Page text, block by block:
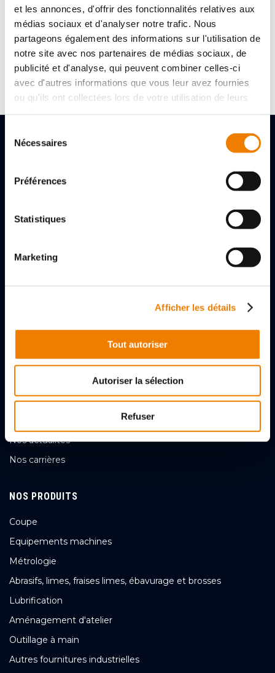
et les annonces, d'offrir des fonctionnalités relatives aux
médias sociaux et d'analyser notre trafic. Nous
partageons également des informations sur l'utilisation de
notre site avec nos partenaires de médias sociaux, de
publicité et d'analyse, qui peuvent combiner celles-ci
avec d'autres informations que vous leur avez fournies
ou qu'ils ont collectées lors de votre utilisation de leurs
Nécessaires
Préférences
Statistiques
Marketing
Afficher les détails
Tout autoriser
Autoriser la sélection
Refuser
DESCRIPTIF PRODUIT
Référence : FL14015
Nous contacter
Qui sommes-nous
Qualité & Cybersécurité
Transformation digitale
Nos actualités
Nos carrières
NOS PRODUITS
Coupe
Equipements machines
Métrologie
Abrasifs, limes, fraises limes, ébavurage et brosses
Lubrification
Aménagement d'atelier
Outillage à main
Autres fournitures industrielles